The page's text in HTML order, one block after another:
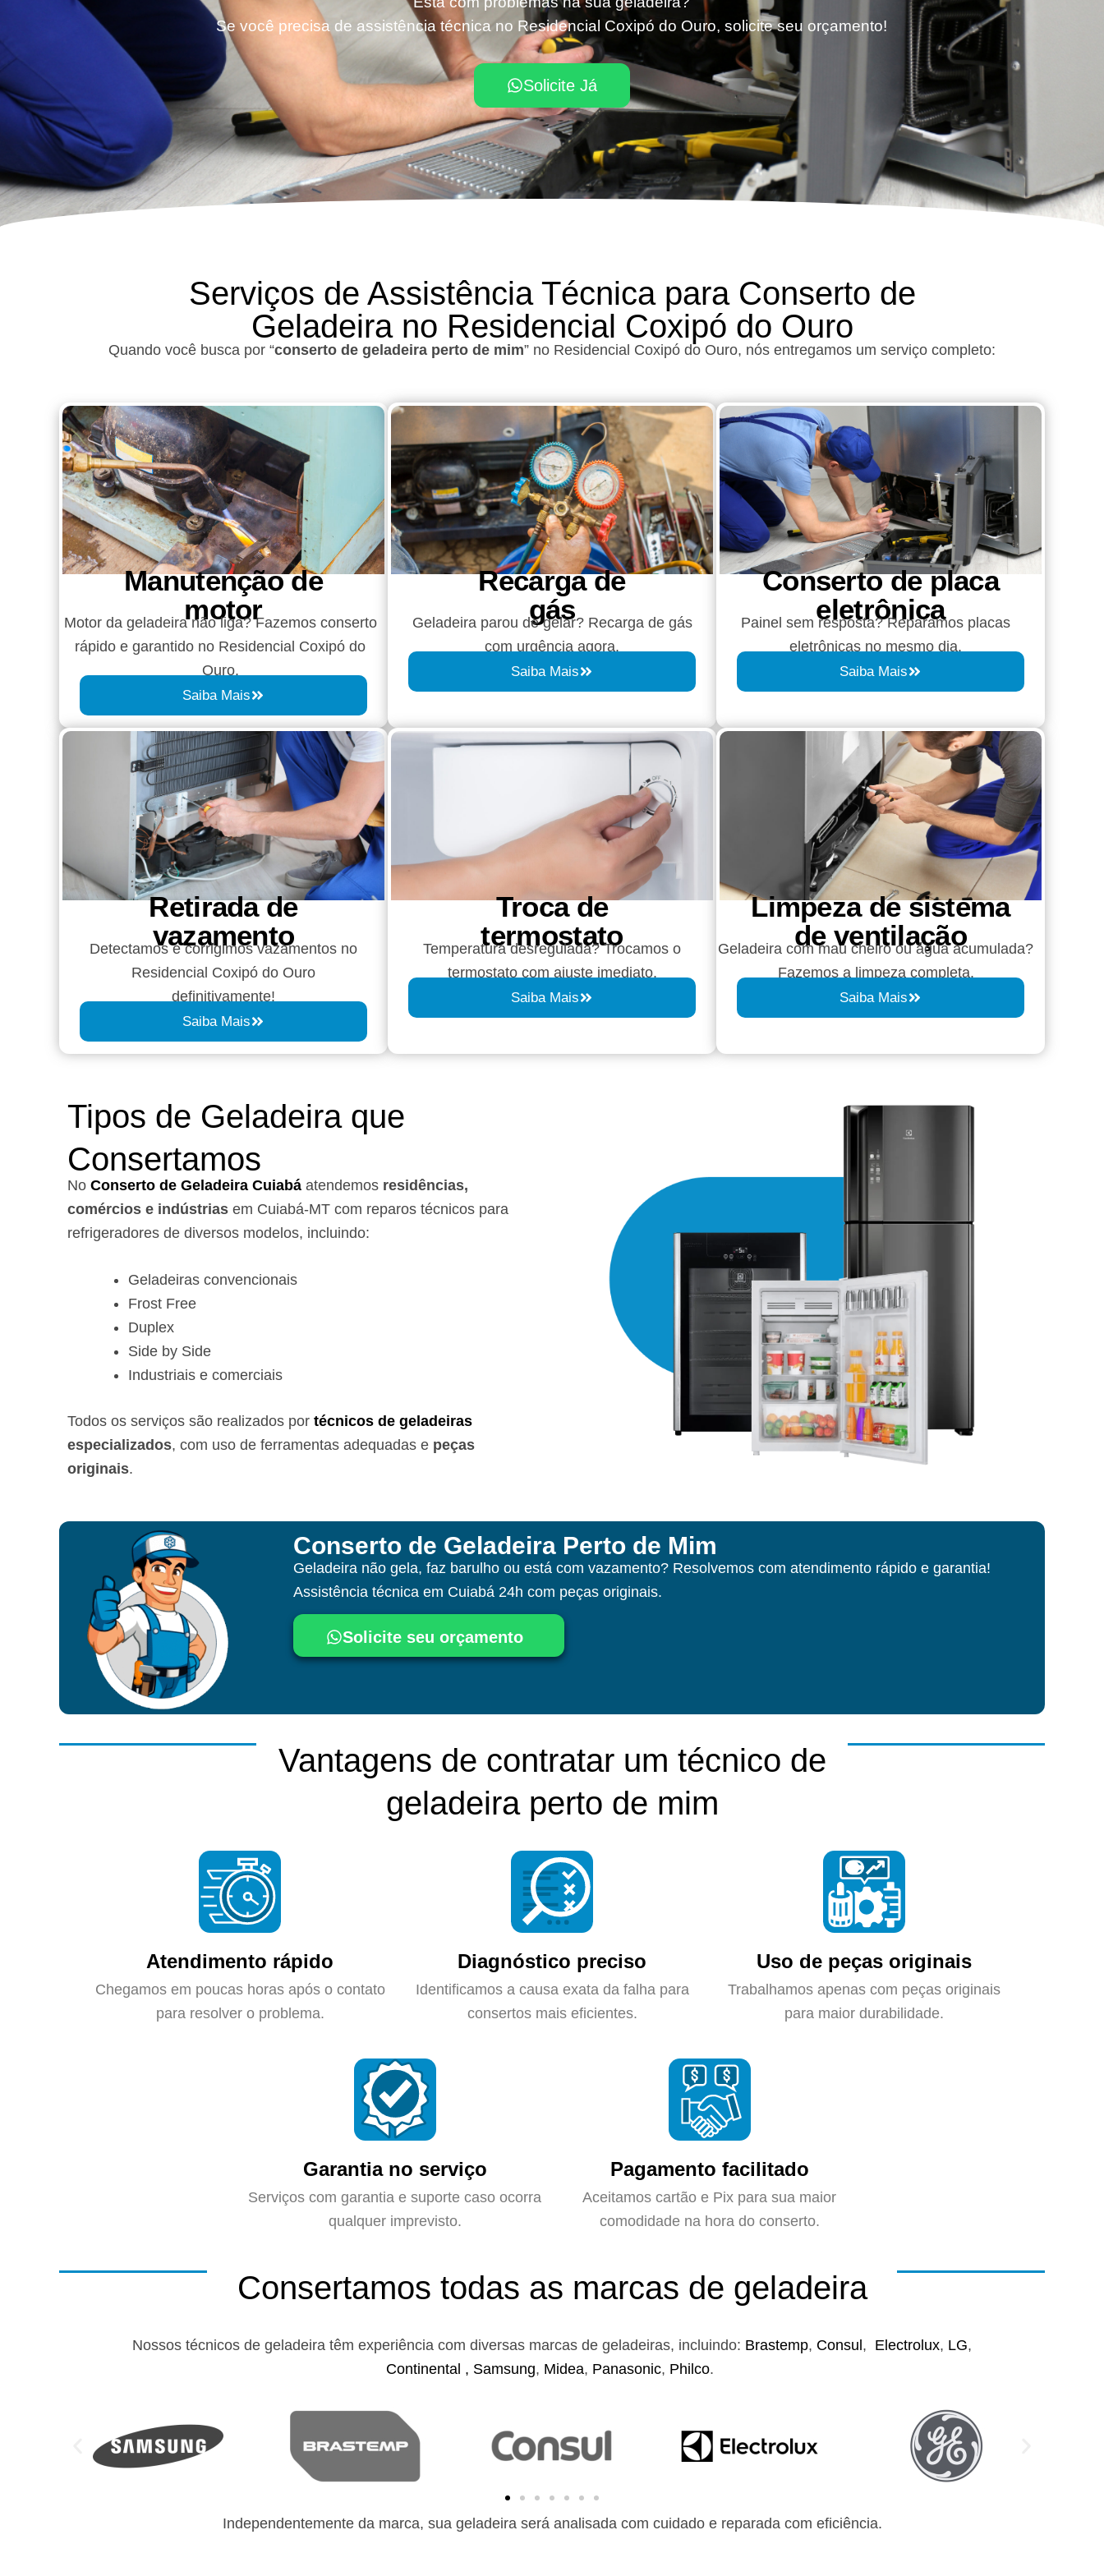
Se você precisa de assistência técnica no Residencial Coxipó do Ouro, solicite seu orçamento!
Solicite Já
Serviços de Assistência Técnica para Conserto de
Geladeira no Residencial Coxipó do Ouro
Quando você busca por “conserto de geladeira perto de mim” no Residencial Coxipó do Ouro, nós entregamos um serviço completo:
Manutenção de
motor
Motor da geladeira não liga? Fazemos conserto
rápido e garantido no Residencial Coxipó do
Ouro.
Saiba Mais
Recarga de
gás
Geladeira parou de gelar? Recarga de gás
com urgência agora.
Saiba Mais
Conserto de placa
eletrônica
Painel sem resposta? Reparamos placas
eletrônicas no mesmo dia.
Saiba Mais
Retirada de
vazamento​​
Detectamos e corrigimos vazamentos no
Residencial Coxipó do Ouro
definitivamente!
Saiba Mais
Troca de
termostato
Temperatura desregulada? Trocamos o
termostato com ajuste imediato.
Saiba Mais
Limpeza de sistema
de ventilação
Geladeira com mau cheiro ou água acumulada?
Fazemos a limpeza completa.
Saiba Mais
Tipos de Geladeira que
Consertamos
No Conserto de Geladeira Cuiabá atendemos residências,
comércios e indústrias em Cuiabá-MT com reparos técnicos para
refrigeradores de diversos modelos, incluindo:
Geladeiras convencionais
Frost Free
Duplex
Side by Side
Industriais e comerciais
Todos os serviços são realizados por técnicos de geladeiras
especializados, com uso de ferramentas adequadas e peças
originais.
Conserto de Geladeira Perto de Mim
Geladeira não gela, faz barulho ou está com vazamento? Resolvemos com atendimento rápido e garantia!
Assistência técnica em Cuiabá 24h com peças originais.
Solicite seu orçamento
Vantagens de contratar um técnico de
geladeira perto de mim
Atendimento rápido
Chegamos em poucas horas após o contato
para resolver o problema.
Diagnóstico preciso
Identificamos a causa exata da falha para
consertos mais eficientes.
Uso de peças originais
Trabalhamos apenas com peças originais
para maior durabilidade.
Garantia no serviço
Serviços com garantia e suporte caso ocorra
qualquer imprevisto.
Pagamento facilitado
Aceitamos cartão e Pix para sua maior
comodidade na hora do conserto.
Consertamos todas as marcas de geladeira
Nossos técnicos de geladeira têm experiência com diversas marcas de geladeiras, incluindo: Brastemp, Consul , Electrolux, LG,
Continental , Samsung, Midea, Panasonic, Philco.
Independentemente da marca, sua geladeira será analisada com cuidado e reparada com eficiência.